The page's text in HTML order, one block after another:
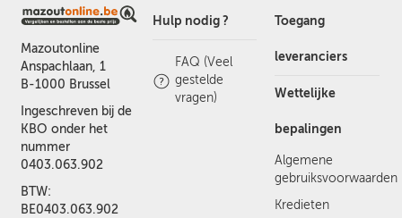
Mazoutonline
Anspachlaan, 1
B-1000 Brussel
Ingeschreven bij de
KBO onder het
nummer
0403.063.902
BTW:
BE0403.063.902
Hulp nodig ?
FAQ (Veel
gestelde
vragen)
Toegang
leveranciers
Wettelijke
bepalingen
Algemene
gebruiksvoorwaarden
Kredieten